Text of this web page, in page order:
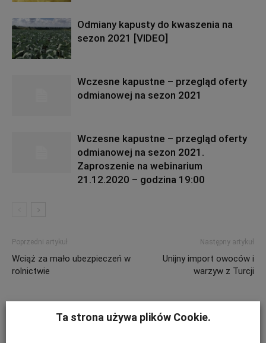
Odmiany kapusty do kwaszenia na
sezon 2021 [VIDEO]
Wczesne kapustne – przegląd oferty
odmianowej na sezon 2021
Wczesne kapustne – przegląd oferty
odmianowej na sezon 2021.
Zaproszenie na webinarium
21.12.2020 – godzina 19:00
Poprzedni artykuł
Wciąż za mało ubezpieczeń w
rolnictwie
Następny artykuł
Unijny import owoców i
warzyw z Turcji
ZOSTAW ODPOWIEDŹ
Ta strona używa plików Cookie.